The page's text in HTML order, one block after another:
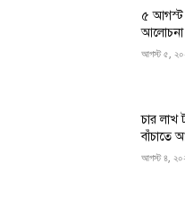
৫ আগস্ট
আলোচনা
আগস্ট ৫,
চার লাখ
বাঁচাতে
আগস্ট ৪,